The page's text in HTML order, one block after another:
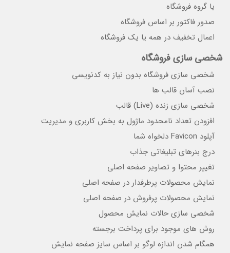
یا گروه فروشگاه
صدور فاکتور بر اساس فروشگاه
اعمال تخفیف در همه یا یک فروشگاه
شخصی سازی فروشگاه
شخصی سازی فروشگاه بدون نیاز به کدنویسی
نصب آسان قالب ها
شخصی سازی زنده (Live) قالب
افزودن تعداد نامحدود ماژول به بخش کاربری و مدیریت
آپلود Favicon دلخواه شما
درج بنرهای تبلیغاتی جذاب
تغییر محتوا و تصاویر صفحه اصلی
نمایش محصولات پرطرفدار در صفحه اصلی
نمایش محصولات پرفروش در صفحه اصلی
شخصی سازی حالات نمایش محصول
روش های موجود برای پرداخت برجسته
همگام شدن اندازه لوگو بر اساس سایز صفحه نمایش